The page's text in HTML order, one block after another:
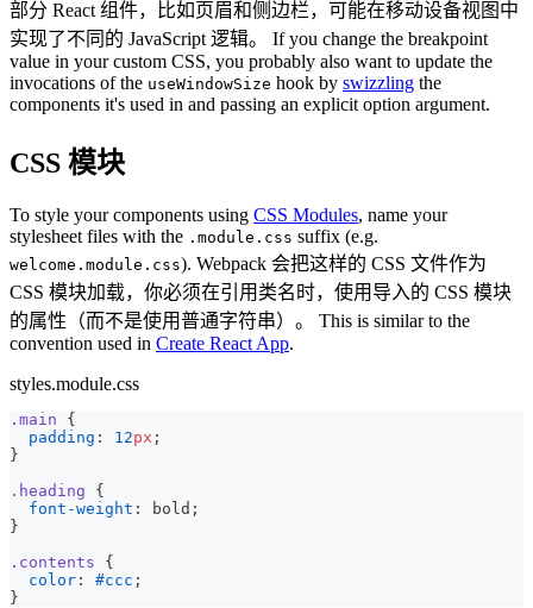
部分 React 组件，比如页眉和侧边栏，可能在移动设备视图中
实现了不同的 JavaScript 逻辑。 If you change the breakpoint
value in your custom CSS, you probably also want to update the
invocations of the useWindowSize hook by swizzling the
components it's used in and passing an explicit option argument.
CSS 模块
To style your components using CSS Modules, name your
stylesheet files with the .module.css suffix (e.g.
welcome.module.css). Webpack 会把这样的 CSS 文件作为
CSS 模块加载，你必须在引用类名时，使用导入的 CSS 模块
的属性（而不是使用普通字符串）。 This is similar to the
convention used in Create React App.
styles.module.css
.main
{
padding : 12px ;
}
.heading
{
font-weight : bold ;
}
.contents
{
color : #ccc ;
}